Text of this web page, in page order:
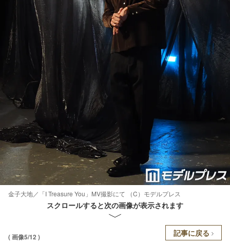
金子大地／「I Treasure You」MV撮影にて （C）モデルプレス
スクロールすると次の画像が表示されます
( 画像5/12 ) 記事に戻る